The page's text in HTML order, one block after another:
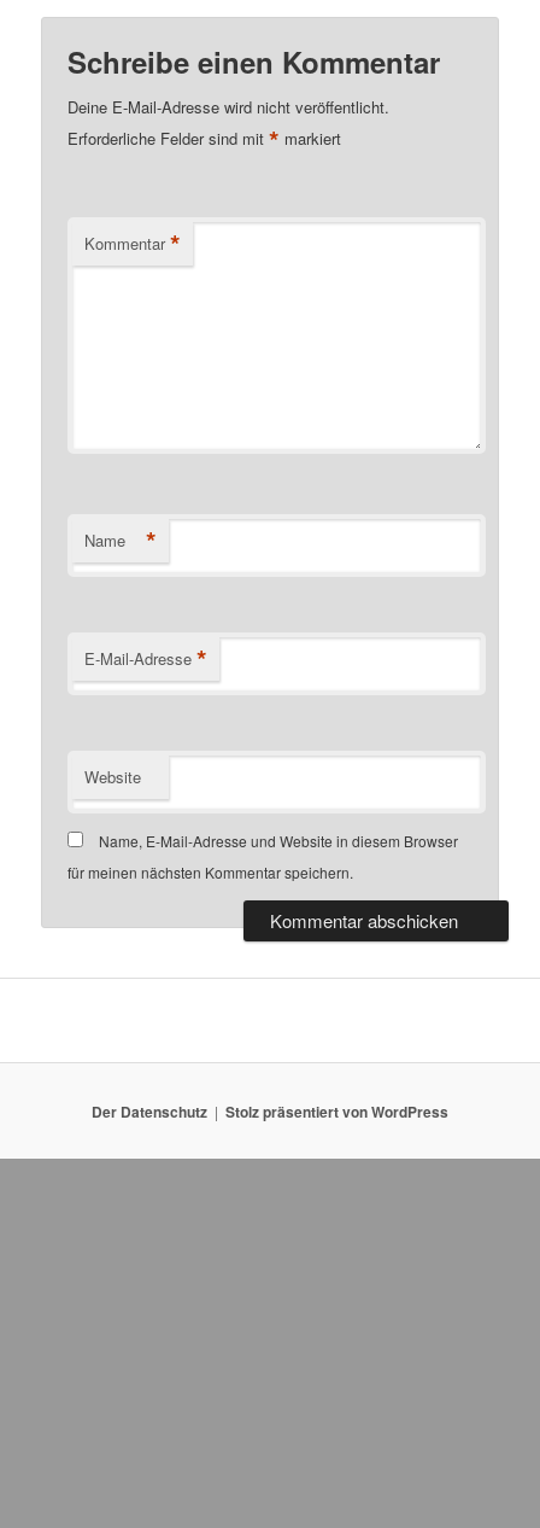
Schreibe einen Kommentar
Deine E-Mail-Adresse wird nicht veröffentlicht.
Erforderliche Felder sind mit* markiert
Kommentar *
Name *
E-Mail-Adresse *
Website
Name, E-Mail-Adresse und Website in diesem Browser
für meinen nächsten Kommentar speichern.
Der Datenschutz Stolz präsentiert von WordPress